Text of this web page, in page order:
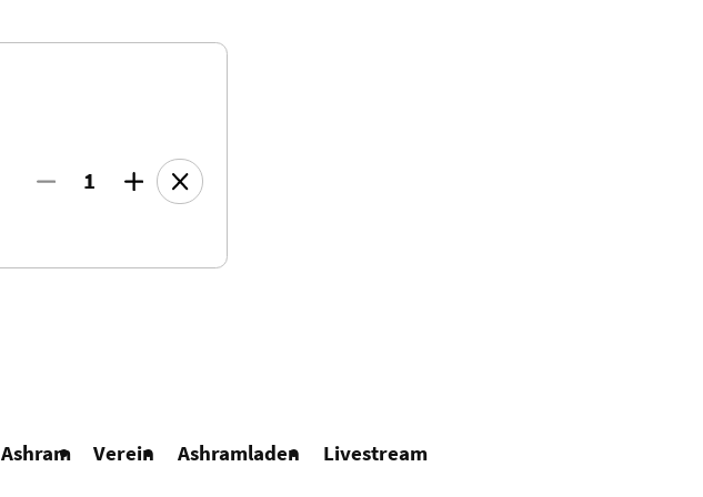
1
Ashram Verein Ashramladen
Livestream